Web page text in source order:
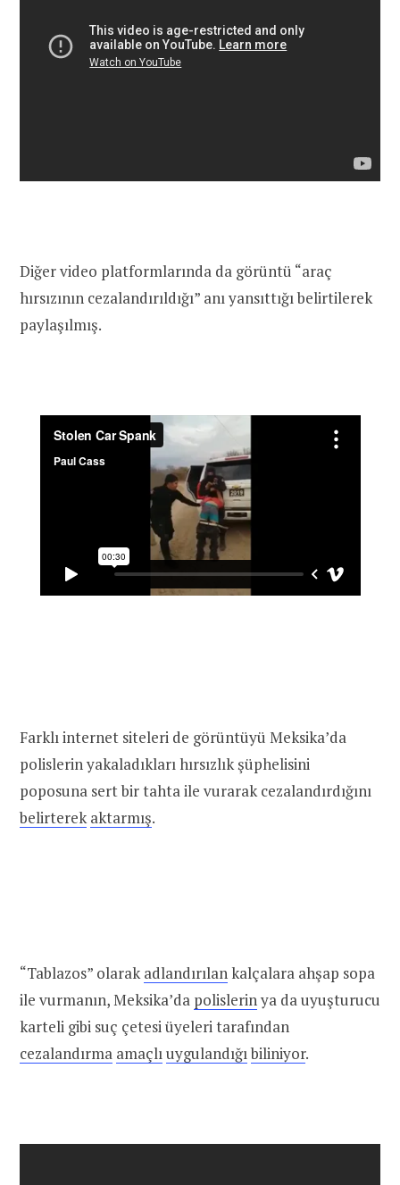
Diğer video platformlarında da görüntü “araç
hırsızının cezalandırıldığı” anı yansıttığı belirtilerek
paylaşılmış.
Farklı internet siteleri de görüntüyü Meksika’da
polislerin yakaladıkları hırsızlık şüphelisini
poposuna sert bir tahta ile vurarak cezalandırdığını
belirterek aktarmış.
“Tablazos” olarakadlandırılankalçalara ahşap sopa
ile vurmanın, Meksika’da polislerinya da uyuşturucu
karteli gibi suç çetesi üyeleri tarafından
cezalandırma amaçlıuygulandığıbiliniyor.